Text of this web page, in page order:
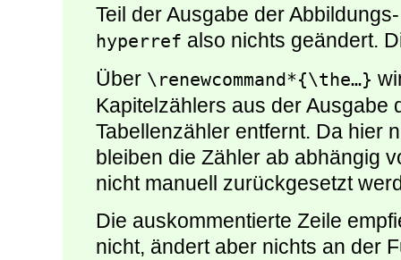
Teil der Ausgabe der
hyperref also nichts geändert.
Über \renewcommand*{\the…}
Kapitelzählers aus der Ausgabe
Tabellenzähler entfernt. Da hier
bleiben die Zähler ab abhängig
nicht manuell zurückgesetzt
Die auskommentierte Zeile
nicht, ändert aber nichts an der